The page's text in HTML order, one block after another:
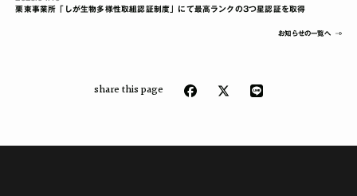
栗東事業所「しが生物多様性取組認証制度」にて最高ランクの3つ星認証を取得
お知らせの一覧へ
share this page